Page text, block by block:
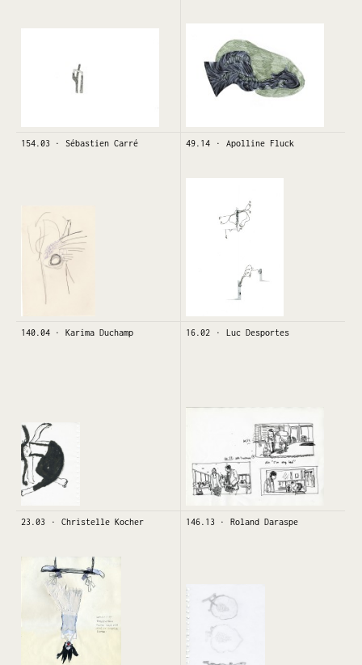
154.03 Sébastien Carré 49.14 Apolline Fluck
140.04 Karima Duchamp 16.02 Luc Desportes
23.03 Christelle Kocher 146.13 Roland Daraspe